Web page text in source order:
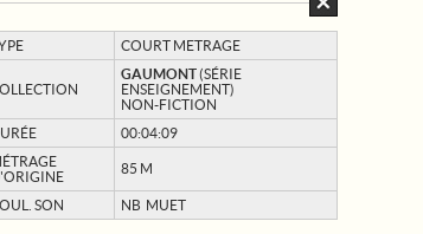
COURT METRAGE
GAUMONT(SÉRIE
ENSEIGNEMENT)
NON-FICTION
00:04:09
85 M
SON NB MUET